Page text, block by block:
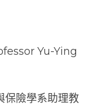
Yu-Ying
保險學系助理教